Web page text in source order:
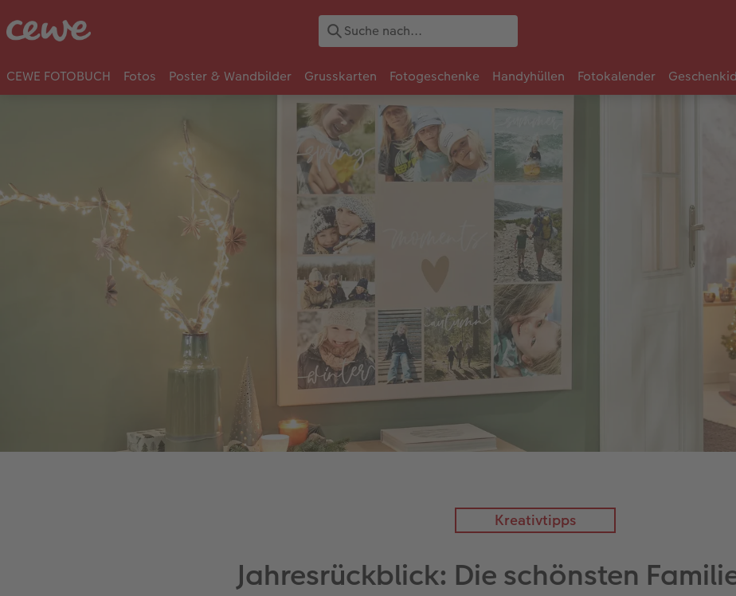
CEWE FOTOBUCH Fotos Poster & Wandbilder Grusskarten Fotogeschenke Handyhüllen Fotokalender
Kreativtipps
Jahresrückblick: Die schönsten